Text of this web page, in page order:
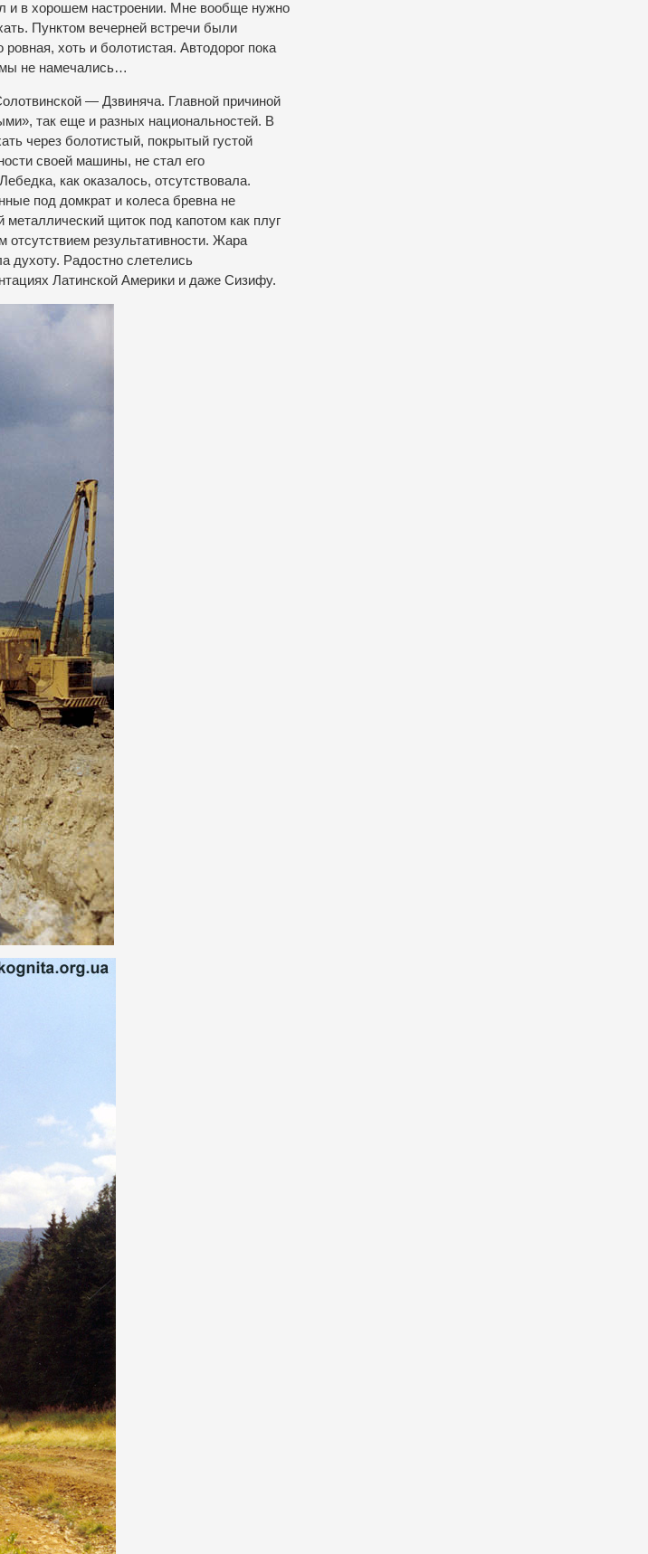
и в хорошем настроении. Мне вообще нужно
Пунктом вечерней встречи были
хоть и болотистая. Автодорог пока
не намечались…
— Дзвиняча. Главной причиной
так еще и разных национальностей. В
через болотистый, покрытый густой
своей машины, не стал его
как оказалось, отсутствовала.
под домкрат и колеса бревна не
щиток под капотом как плуг
отсутствием результативности. Жара
духоту. Радостно слетелись
Латинской Америки и даже Сизифу.